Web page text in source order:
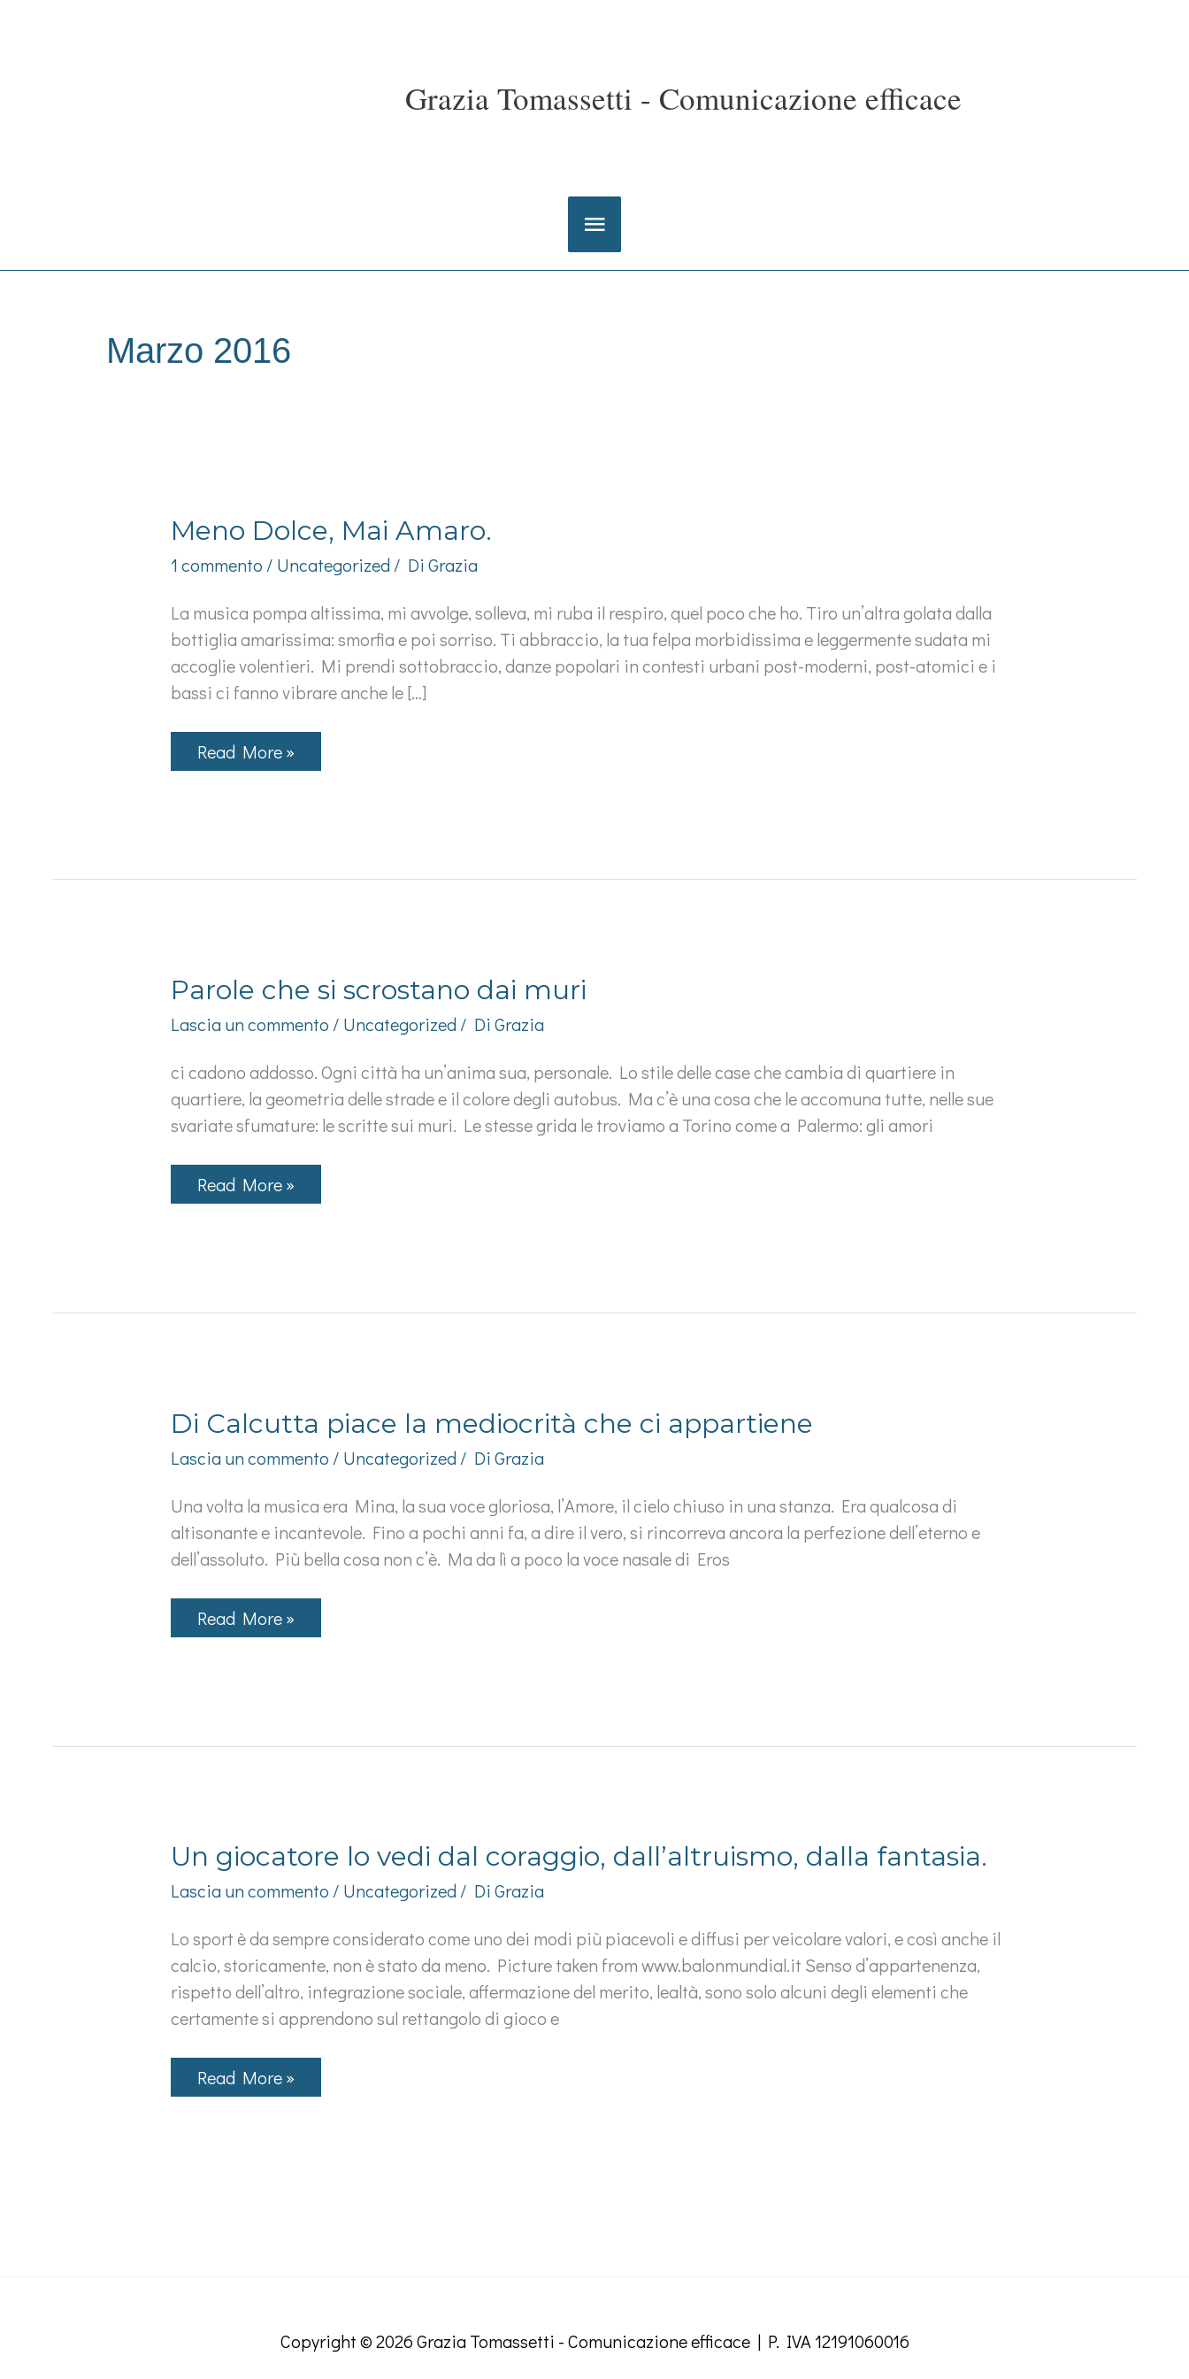
Grazia Tomassetti - Comunicazione efficace
Menu
principale
Marzo 2016
Meno Dolce, Mai Amaro.
1 commento / Uncategorized / Di Grazia
La musica pompa altissima, mi avvolge, solleva, mi ruba il respiro, quel poco che ho. Tiro un’altra golata dalla
bottiglia amarissima: smorfia e poi sorriso. Ti abbraccio, la tua felpa morbidissima e leggermente sudata mi
accoglie volentieri. Mi prendi sottobraccio, danze popolari in contesti urbani post-moderni, post-atomici e i
bassi ci fanno vibrare anche le […]
Meno
Dolce,
Read More »
Parole che si scrostano dai muri
Lascia un commento/ Uncategorized/ Di Grazia
ci cadono addosso. Ogni città ha un’anima sua, personale. Lo stile delle case che cambia di quartiere in
quartiere, la geometria delle strade e il colore degli autobus. Ma c’è una cosa che le accomuna tutte, nelle sue
svariate sfumature: le scritte sui muri. Le stesse grida le troviamo a Torino come a Palermo: gli amori
Parole
che
Read More »
Di Calcutta piace la mediocrità che ci appartiene
Lascia un commento / Uncategorized / Di Grazia
Una volta la musica era Mina, la sua voce gloriosa, l’Amore, il cielo chiuso in una stanza. Era qualcosa di
altisonante e incantevole. Fino a pochi anni fa, a dire il vero, si rincorreva ancora la perfezione dell’eterno e
dell’assoluto. Più bella cosa non c’è. Ma da lì a poco la voce nasale di Eros
Di
Calcutta
appartiene
Read More »
Un giocatore lo vedi dal coraggio, dall’altruismo, dalla fantasia.
Lascia un commento/ Uncategorized/ Di Grazia
Lo sport è da sempre considerato come uno dei modi più piacevoli e diffusi per veicolare valori, e così anche il
calcio, storicamente, non è stato da meno. Picture taken from www.balonmundial.it Senso d’appartenenza,
rispetto dell’altro, integrazione sociale, affermazione del merito, lealtà, sono solo alcuni degli elementi che
certamente si apprendono sul rettangolo di gioco e
Un
giocatore
Read More »
Copyright © 2026Grazia Tomassetti - Comunicazione efficace| P. IVA 12191060016